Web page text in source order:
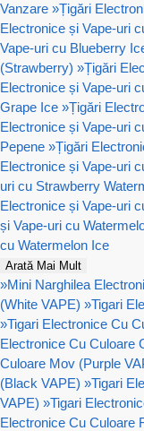
Vanzare »Țigări
Electronice și Vape-uri
Vape-uri cu Blueberry
(Strawberry) »Țigări
Electronice și Vape-uri
Grape Ice »Țigări
Electronice și Vape-uri
Pepene »Țigări
Electronice și Vape-uri
uri cu Strawberry
Electronice și Vape-uri
și Vape-uri cu
cu Watermelon Ice
Arată Mai Mult
»Mini Narghilea
(White VAPE) »Tigari
»Tigari Electronice Cu
Electronice Cu Culoare
Culoare Mov (Purple
(Black VAPE) »Tigari
VAPE) »Tigari
Electronice Cu Culoare